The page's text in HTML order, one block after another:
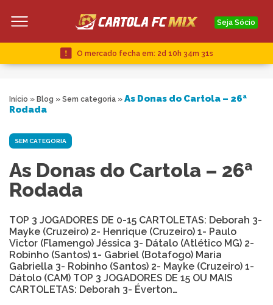
Seja Sócio
O mercado fecha em: 2d 10h 34m 30s
Início » Blog » Sem categoria » As Donas do Cartola – 26ª
Rodada
SEM CATEGORIA
As Donas do Cartola – 26ª
Rodada
TOP 3 JOGADORES DE 0-15 CARTOLETAS: Deborah 3-
Mayke (Cruzeiro) 2- Henrique (Cruzeiro) 1- Paulo
Victor (Flamengo) Jéssica 3- Dátalo (Atlético MG) 2-
Robinho (Santos) 1- Gabriel (Botafogo) Maria
Gabriella 3- Robinho (Santos) 2- Mayke (Cruzeiro) 1-
Dátolo (CAM) TOP 3 JOGADORES DE 15 OU MAIS
CARTOLETAS: Deborah 3- Éverton…